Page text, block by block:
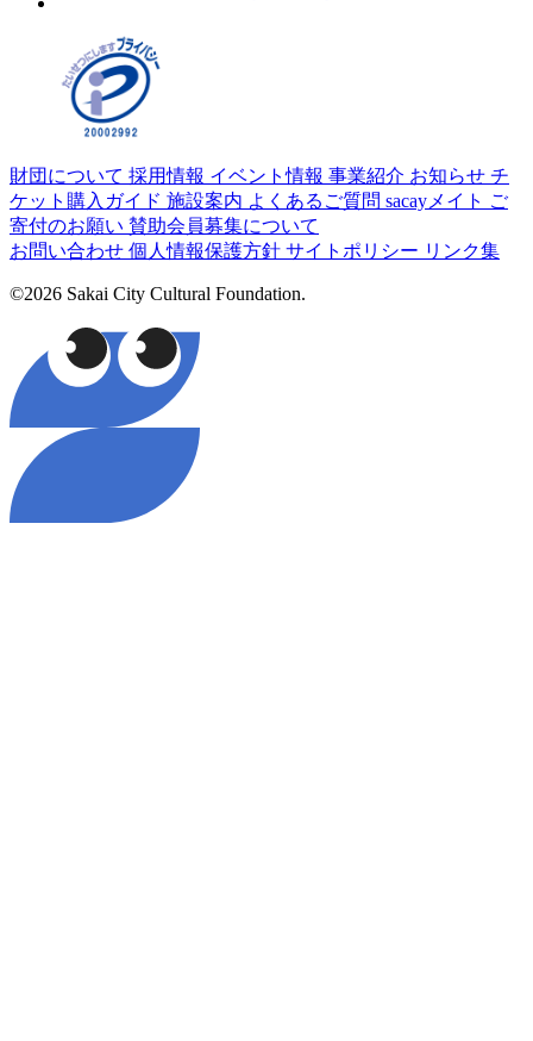
財団について 採用情報 イベント情報 事業紹介 お知らせ チ
ケット購入ガイド 施設案内 よくあるご質問 sacayメイト ご
寄付のお願い 賛助会員募集について
お問い合わせ 個人情報保護方針 サイトポリシー リンク集
©2026 Sakai City Cultural Foundation.